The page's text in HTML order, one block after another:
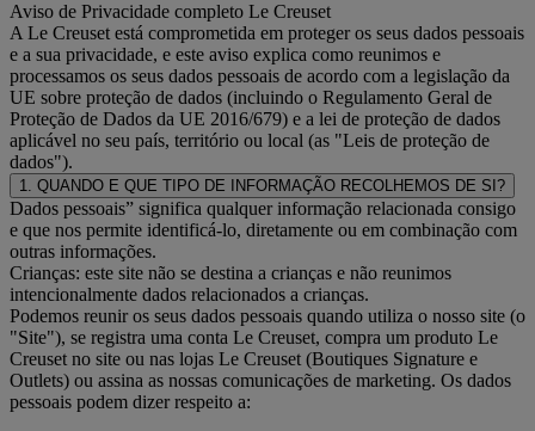
Aviso de Privacidade completo Le Creuset
A Le Creuset está comprometida em proteger os seus dados pessoais
e a sua privacidade, e este aviso explica como reunimos e
processamos os seus dados pessoais de acordo com a legislação da
UE sobre proteção de dados (incluindo o Regulamento Geral de
Proteção de Dados da UE 2016/679) e a lei de proteção de dados
aplicável no seu país, território ou local (as "Leis de proteção de
dados").
1. QUANDO E QUE TIPO DE INFORMAÇÃO RECOLHEMOS DE SI?
Dados pessoais” significa qualquer informação relacionada consigo
e que nos permite identificá-lo, diretamente ou em combinação com
outras informações.
Crianças: este site não se destina a crianças e não reunimos
intencionalmente dados relacionados a crianças.
Podemos reunir os seus dados pessoais quando utiliza o nosso site (o
"Site"), se registra uma conta Le Creuset, compra um produto Le
Creuset no site ou nas lojas Le Creuset (Boutiques Signature e
Outlets) ou assina as nossas comunicações de marketing. Os dados
pessoais podem dizer respeito a: